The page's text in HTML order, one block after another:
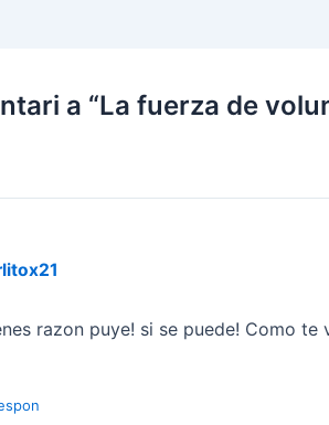
a “La fuerza de
razon puye! si se puede! Como te